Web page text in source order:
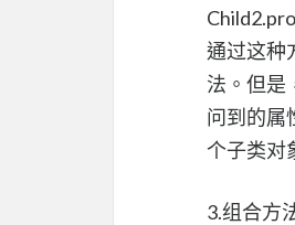
通过这种
法。但是
问到的属
个子类对
3.组合方